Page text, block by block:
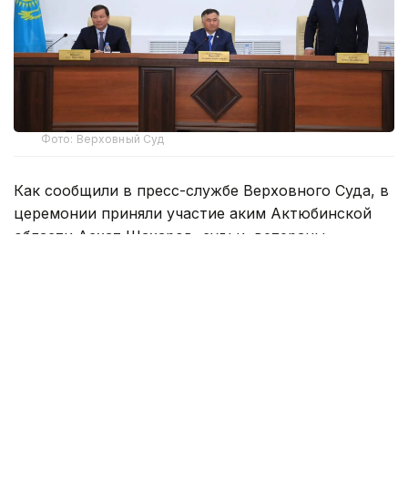
Фото: Верховный Суд
Как сообщили в пресс-службе Верховного Суда, в
церемонии приняли участие аким Актюбинской
области Асхат Шахаров, судьи, ветераны